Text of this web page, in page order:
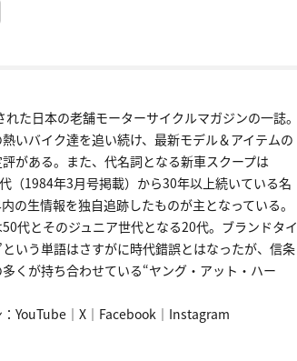
た日本の老舗モーターサイクルマガジンの一誌。
いバイク達を追い続け、最新モデル＆アイテムの
がある。また、代名詞となる新車スクープは
（1984年3月号掲載）から30年以上続いている名
の生情報を独自追跡したものが主となっている。
代とそのジュニア世代となる20代。ブランドタイ
という単語はさすがに時代錯誤とはなったが、信条
くが持ち合わせている“ヤング・アット・ハー
YouTube｜ X｜ Facebook｜ Instagram